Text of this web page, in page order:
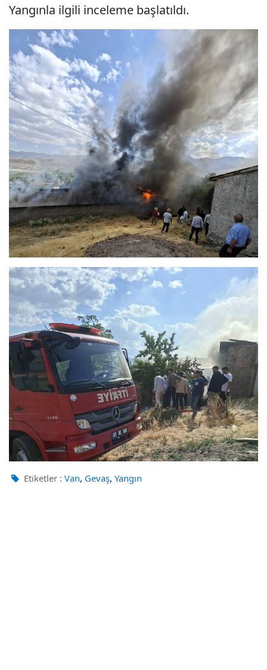
Yangınla ilgili inceleme başlatıldı.
Etiketler : Van, Gevaş, Yangın